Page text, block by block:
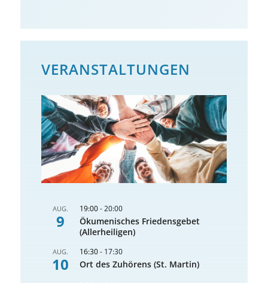
VERANSTALTUNGEN
AUG.
9
19:00-20:00
Ökumenisches Friedensgebet
(Allerheiligen)
AUG.
10
16:30- 17:30
Ort des Zuhörens (St. Martin)